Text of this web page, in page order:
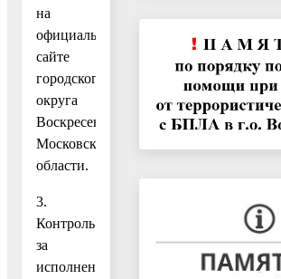
на
официальном
сайте
городского
округа
Воскресенск
Московской
области.
3.
Контроль
за
исполнением